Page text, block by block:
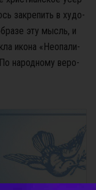
за­кре­пить в ху­до­
эту мысль, и
ико­на «Неопа­ли­
на­род­но­му ве­ро­